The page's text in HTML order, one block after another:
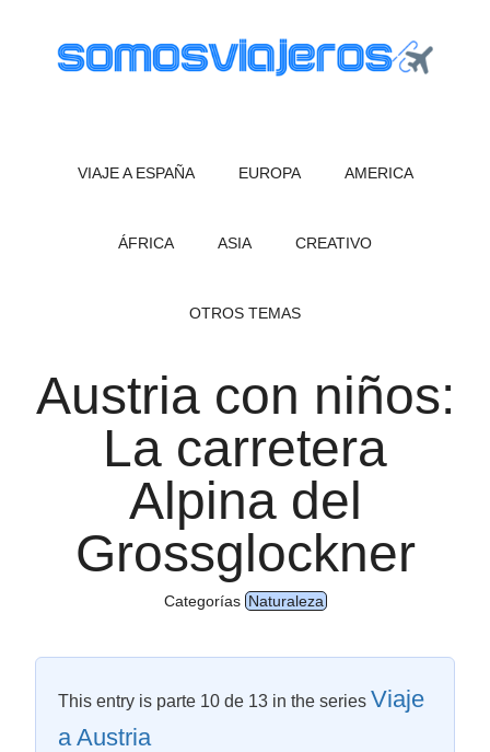
contenido
viajeros
consejos
VIAJE A ESPAÑA EUROPA AMERICA
ÁFRICA ASIA CREATIVO
OTROS TEMAS
Austria con niños:
La carretera
Alpina del
Grossglockner
Categorías Naturaleza
This entry is parte 10 de 13 in the series Viaje
a Austria